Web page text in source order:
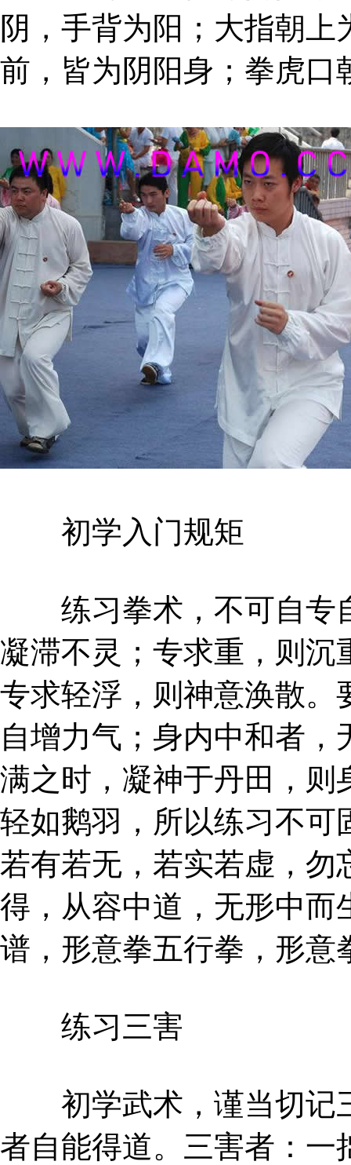
阴，手背为阳；大指朝
前，皆为阴阳身；拳虎口
初学入门规矩
练习拳术，不可自专
凝滞不灵；专求重，则沉
专求轻浮，则神意涣散。
自增力气；身内中和者
满之时，凝神于丹田，则
轻如鹅羽，所以练习不可
若有若无，若实若虚，勿
得，从容中道，无形中而
谱，形意拳五行拳，形意
练习三害
初学武术，谨当切记
者自能得道。三害者：一